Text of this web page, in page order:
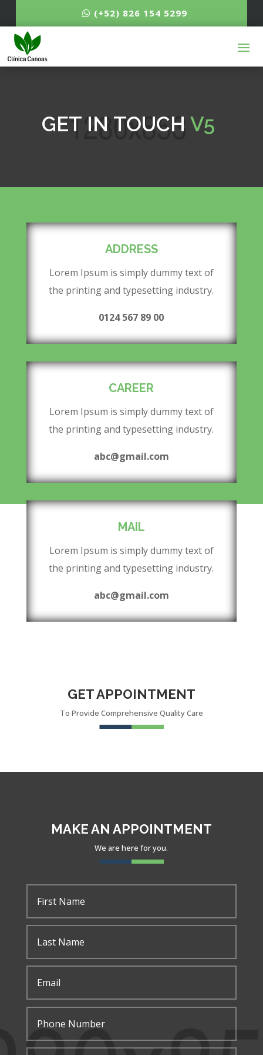
(+52) 826 154 5299
GET IN TOUCH V5
ADDRESS
Lorem Ipsum is simply dummy text of
the printing and typesetting industry.
0124 567 89 00
CAREER
Lorem Ipsum is simply dummy text of
the printing and typesetting industry.
abc@gmail.com
MAIL
Lorem Ipsum is simply dummy text of
the printing and typesetting industry.
abc@gmail.com
GET APPOINTMENT
To Provide Comprehensive Quality Care
MAKE AN APPOINTMENT
We are here for you.